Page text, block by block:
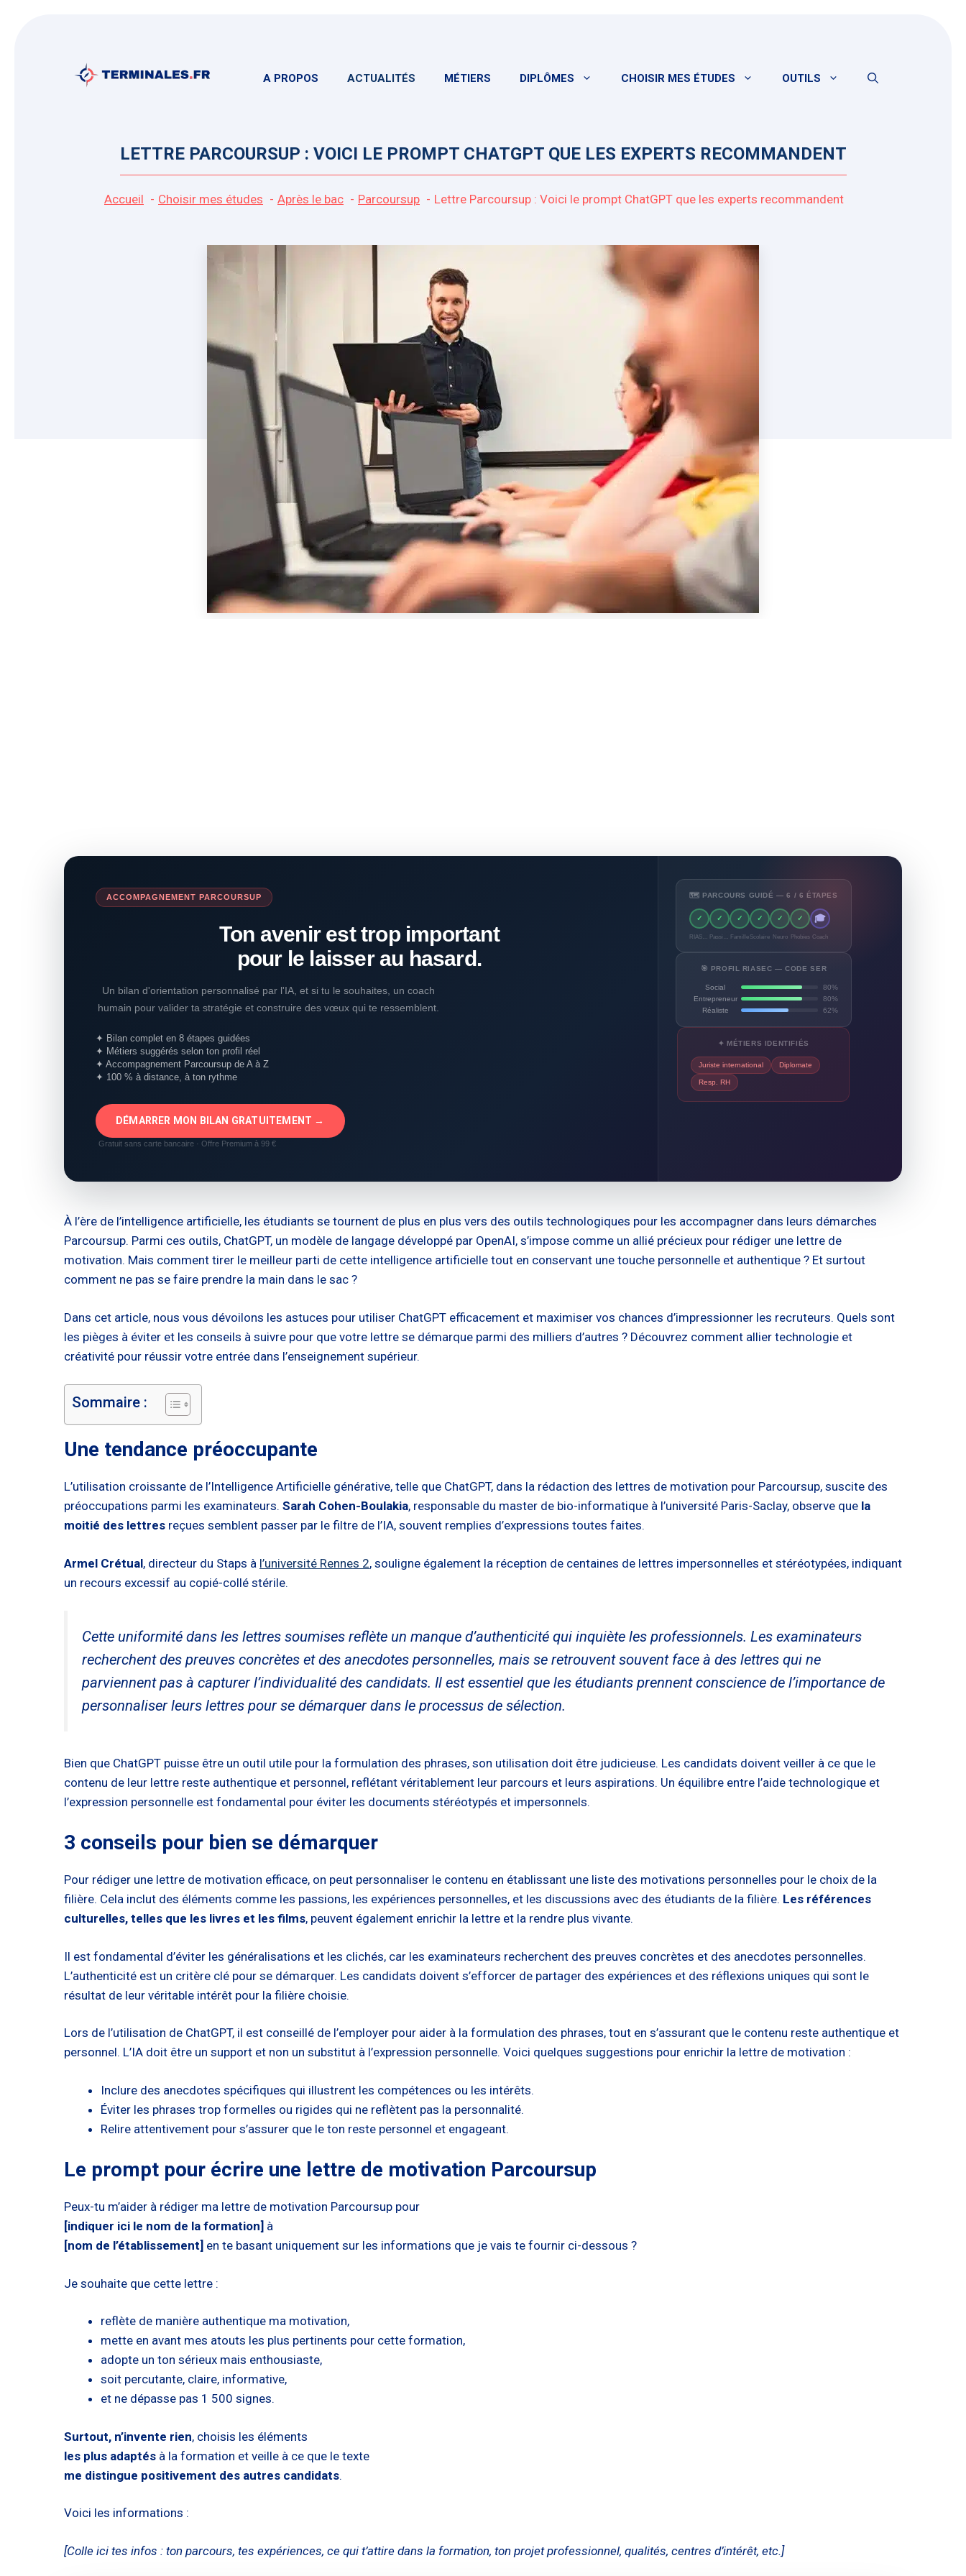
A PROPOS ACTUALITÉS MÉTIERS DIPLÔMES CHOISIR MES ÉTUDES OUTILS
LETTRE PARCOURSUP : VOICI LE PROMPT CHATGPT QUE LES EXPERTS RECOMMANDENT
Accueil Choisir mes études Après le bac Parcoursup Lettre Parcoursup : Voici le prompt ChatGPT que les experts recommandent
ACCOMPAGNEMENT PARCOURSUP
Ton avenir est trop important
pour le laisser au hasard.
Un bilan d'orientation personnalisé par l'IA, et si tu le souhaites, un coach
humain pour valider ta stratégie et construire des vœux qui te ressemblent.
✦ Bilan complet en 8 étapes guidées
✦ Métiers suggérés selon ton profil réel
✦ Accompagnement Parcoursup de A à Z
✦ 100 % à distance, à ton rythme
DÉMARRER MON BILAN GRATUITEMENT →
Gratuit sans carte bancaire · Offre Premium à 99 €
🗺️ PARCOURS GUIDÉ — 6 / 6 ÉTAPES
✓ ✓ ✓ ✓ ✓ ✓ 🎓
Famille Scolaire Neuro Phobies Coach
🎯 PROFIL RIASEC — CODE SER
Social
80%
Entrepreneur
80%
Réaliste
62%
✦ MÉTIERS IDENTIFIÉS
Juriste international Diplomate
Resp. RH
À l’ère de l’intelligence artificielle, les étudiants se tournent de plus en plus vers des outils technologiques pour les accompagner dans leurs démarches
Parcoursup. Parmi ces outils, ChatGPT, un modèle de langage développé par OpenAI, s’impose comme un allié précieux pour rédiger une lettre de
motivation. Mais comment tirer le meilleur parti de cette intelligence artificielle tout en conservant une touche personnelle et authentique ? Et surtout
comment ne pas se faire prendre la main dans le sac ?
Dans cet article, nous vous dévoilons les astuces pour utiliser ChatGPT efficacement et maximiser vos chances d’impressionner les recruteurs. Quels sont
les pièges à éviter et les conseils à suivre pour que votre lettre se démarque parmi des milliers d’autres ? Découvrez comment allier technologie et
créativité pour réussir votre entrée dans l’enseignement supérieur.
Sommaire :
Une tendance préoccupante
L’utilisation croissante de l’Intelligence Artificielle générative, telle que ChatGPT, dans la rédaction des lettres de motivation pour Parcoursup, suscite des
préoccupations parmi les examinateurs. Sarah Cohen-Boulakia, responsable du master de bio-informatique à l’université Paris-Saclay, observe que la
moitié des lettres reçues semblent passer par le filtre de l’IA, souvent remplies d’expressions toutes faites.
Armel Crétual, directeur du Staps à l’université Rennes 2, souligne également la réception de centaines de lettres impersonnelles et stéréotypées, indiquant
un recours excessif au copié-collé stérile.
Cette uniformité dans les lettres soumises reflète un manque d’authenticité qui inquiète les professionnels. Les examinateurs
recherchent des preuves concrètes et des anecdotes personnelles, mais se retrouvent souvent face à des lettres qui ne
parviennent pas à capturer l’individualité des candidats. Il est essentiel que les étudiants prennent conscience de l’importance de
personnaliser leurs lettres pour se démarquer dans le processus de sélection.
Bien que ChatGPT puisse être un outil utile pour la formulation des phrases, son utilisation doit être judicieuse. Les candidats doivent veiller à ce que le
contenu de leur lettre reste authentique et personnel, reflétant véritablement leur parcours et leurs aspirations. Un équilibre entre l’aide technologique et
l’expression personnelle est fondamental pour éviter les documents stéréotypés et impersonnels.
3 conseils pour bien se démarquer
Pour rédiger une lettre de motivation efficace, on peut personnaliser le contenu en établissant une liste des motivations personnelles pour le choix de la
filière. Cela inclut des éléments comme les passions, les expériences personnelles, et les discussions avec des étudiants de la filière. Les références
culturelles, telles que les livres et les films, peuvent également enrichir la lettre et la rendre plus vivante.
Il est fondamental d’éviter les généralisations et les clichés, car les examinateurs recherchent des preuves concrètes et des anecdotes personnelles.
L’authenticité est un critère clé pour se démarquer. Les candidats doivent s’efforcer de partager des expériences et des réflexions uniques qui sont le
résultat de leur véritable intérêt pour la filière choisie.
Lors de l’utilisation de ChatGPT, il est conseillé de l’employer pour aider à la formulation des phrases, tout en s’assurant que le contenu reste authentique et
personnel. L’IA doit être un support et non un substitut à l’expression personnelle. Voici quelques suggestions pour enrichir la lettre de motivation :
Inclure des anecdotes spécifiques qui illustrent les compétences ou les intérêts.
Éviter les phrases trop formelles ou rigides qui ne reflètent pas la personnalité.
Relire attentivement pour s’assurer que le ton reste personnel et engageant.
Le prompt pour écrire une lettre de motivation Parcoursup
Peux-tu m’aider à rédiger ma lettre de motivation Parcoursup pour
[indiquer ici le nom de la formation] à
[nom de l’établissement] en te basant uniquement sur les informations que je vais te fournir ci-dessous ?
Je souhaite que cette lettre :
reflète de manière authentique ma motivation,
mette en avant mes atouts les plus pertinents pour cette formation,
adopte un ton sérieux mais enthousiaste,
soit percutante, claire, informative,
et ne dépasse pas 1 500 signes.
Surtout, n’invente rien, choisis les éléments
les plus adaptés à la formation et veille à ce que le texte
me distingue positivement des autres candidats.
Voici les informations :
[Colle ici tes infos : ton parcours, tes expériences, ce qui t’attire dans la formation, ton projet professionnel, qualités, centres d’intérêt, etc.]